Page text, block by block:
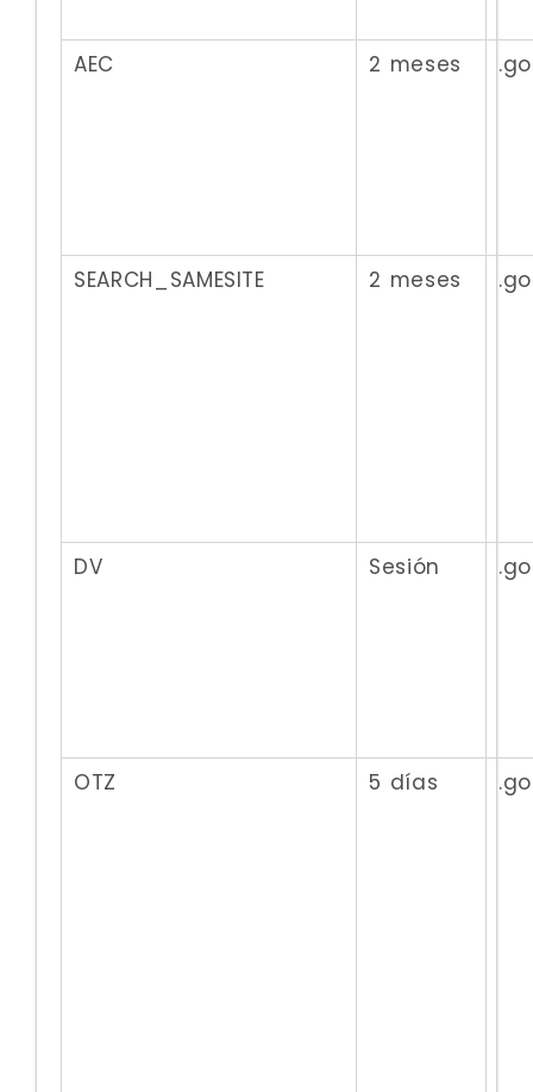
AEC 2 meses
SEARCH_SAMESITE 2 meses
DV Sesión
OTZ 5 días